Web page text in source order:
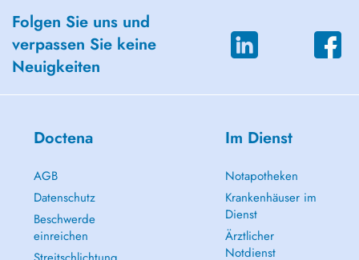
Folgen Sie uns und
verpassen Sie keine
Neuigkeiten
Doctena
AGB
Datenschutz
Beschwerde
einreichen
Im Dienst
Notapotheken
Krankenhäuser im
Dienst
Ärztlicher
Notdienst